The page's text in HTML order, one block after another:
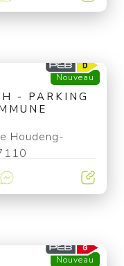
Nouveau
- PARKING
Houdeng-
Nouveau